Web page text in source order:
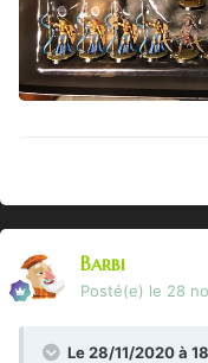
Barbi
Posté(e) le 28
Le 28/11/2020 à